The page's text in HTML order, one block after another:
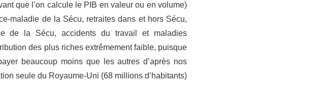
que l’on calcule le PIB en valeur ou en volume)
maladie de la Sécu, retraites dans et hors Sécu,
de la Sécu, accidents du travail et maladies
des plus riches extrêmement faible, puisque
beaucoup moins que les autres d’après nos
seule du Royaume-Uni (68 millions d’habitants)